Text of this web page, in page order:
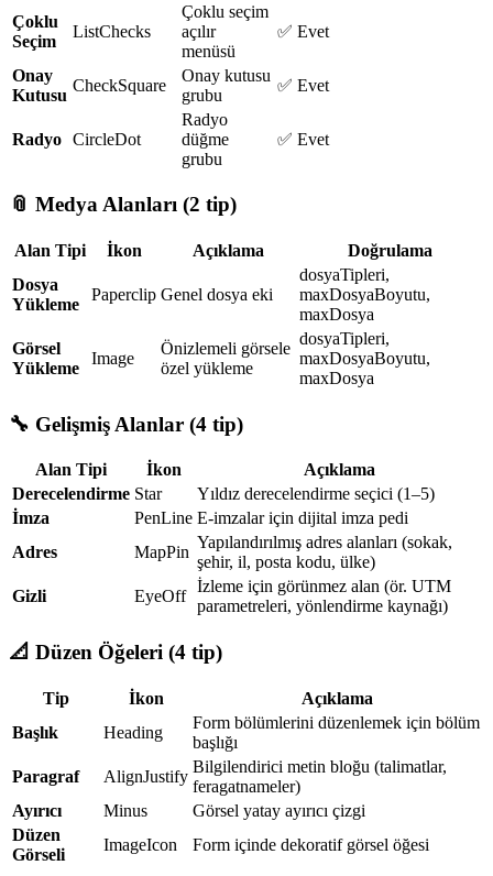
Çoklu
Seçim
ListChecks
Çoklu seçim
açılır
menüsü
✅ Evet
Onay
Kutusu
CheckSquare
Onay kutusu
grubu
✅ Evet
Radyo CircleDot
Radyo
düğme
grubu
✅ Evet
📎 Medya Alanları (2 tip)
Alan Tipi İkon Açıklama
Doğrulama
Dosya
Yükleme
Paperclip Genel dosya eki
dosyaTipleri,
maxDosyaBoyutu,
maxDosya
Görsel
Yükleme
Image
Önizlemeli görsele
özel yükleme
dosyaTipleri,
maxDosyaBoyutu,
maxDosya
🔧 Gelişmiş Alanlar (4 tip)
Alan Tipi İkon
Açıklama
Derecelendirme Star
Yıldız derecelendirme seçici (1–5)
İmza
PenLine E-imzalar için dijital imza pedi
Adres
MapPin
Yapılandırılmış adres alanları (sokak,
şehir, il, posta kodu, ülke)
Gizli
EyeOff
İzleme için görünmez alan (ör. UTM
parametreleri, yönlendirme kaynağı)
📐 Düzen Öğeleri (4 tip)
Tip İkon
Açıklama
Başlık
Heading
Form bölümlerini düzenlemek için bölüm
başlığı
Paragraf
AlignJustify
Bilgilendirici metin bloğu (talimatlar,
feragatnameler)
Ayırıcı
Minus
Görsel yatay ayırıcı çizgi
Düzen
Görseli
ImageIcon Form içinde dekoratif görsel öğesi